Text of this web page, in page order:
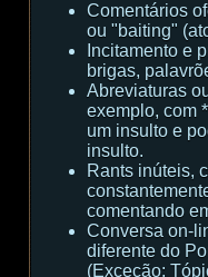
Comentários
ou "baiting"
Incitamento e
brigas,
Abreviaturas
exemplo, com
um insulto e
insulto.
Rants inúteis,
comentando
Conversa on-
diferente do
(Exceção: